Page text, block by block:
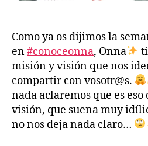
Como ya os dijimos la
en#conoceonna, Onna
misión y visión que nos
compartir con vosotr@s.
nada aclaremos que es
visión, que suena muy
no nos deja nada claro…